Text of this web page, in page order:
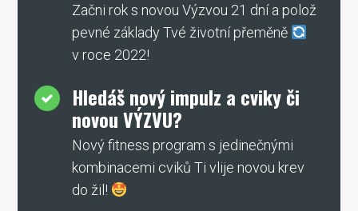
Začni rok s novou Výzvou 21 dní a polož
pevné základy Tvé životní přeměně
v roce 2022!
Hledáš nový impulz a cviky či
novou VÝZVU?
Nový fitness program s jedinečnými
kombinacemi cviků Ti vlije novou krev
do žil!